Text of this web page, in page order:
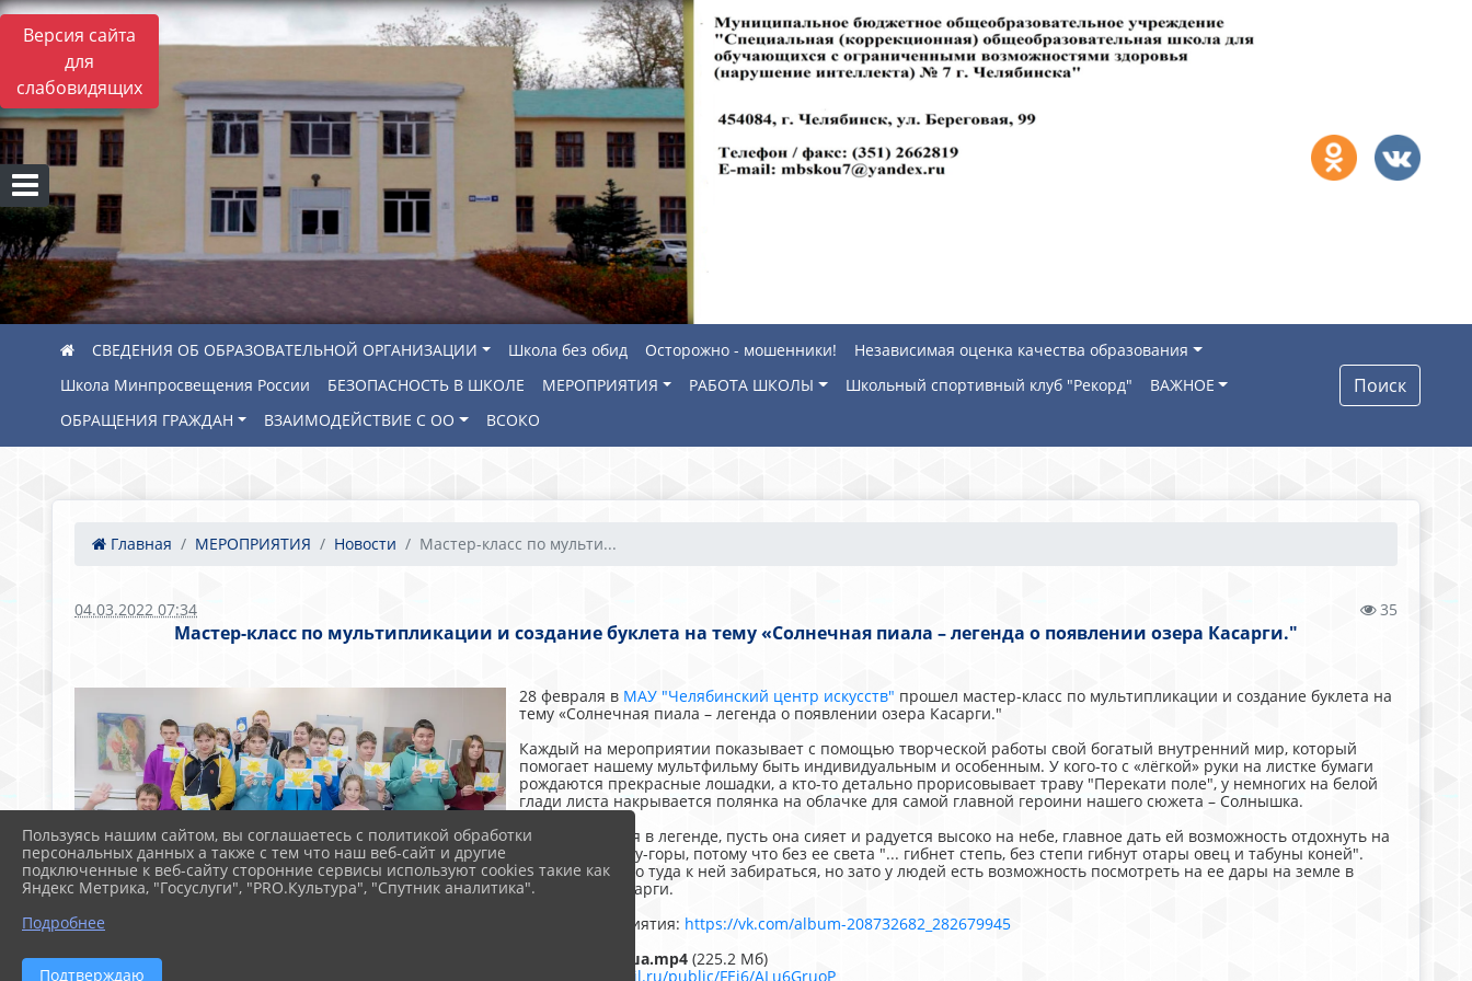
Версия сайта
для
слабовидящих
СВЕДЕНИЯ ОБ ОБРАЗОВАТЕЛЬНОЙ ОРГАНИЗАЦИИ Школа без обид Осторожно - мошенники!
Независимая оценка качества образования
Школа Минпросвещения России
БЕЗОПАСНОСТЬ В ШКОЛЕ МЕРОПРИЯТИЯ РАБОТА ШКОЛЫ Школьный спортивный клуб "Рекорд"
ВАЖНОЕ
ОБРАЩЕНИЯ ГРАЖДАН
ВЗАИМОДЕЙСТВИЕ С ОО ВСОКО
Поиск
Главная МЕРОПРИЯТИЯ Новости Мастер-класс по мульти...
04.03.2022 07:34 35
Мастер-класс по мультипликации и создание буклета на тему «Cолнечная пиала – легенда о появлении озера Касарги."
28 февраля в МАУ "Челябинский центр искусств" прошел мастер-класс по мультипликации и создание буклета на
тему «Cолнечная пиала – легенда о появлении озера Касарги."
Каждый на мероприятии показывает с помощью творческой работы свой богатый внутренний мир, который
помогает нашему мультфильму быть индивидуальным и особенным. У кого-то с «лёгкой» руки на листке бумаги
рождаются прекрасные лошадки, а кто-то детально прорисовывает траву "Перекати поле", у немногих на белой
глади листа накрывается полянка на облачке для самой главной героини нашего сюжета – Солнышка.
И как говорится в легенде, пусть она сияет и радуется высоко на небе, главное дать ей возможность отдохнуть на
вершине Зуртау-горы, потому что без ее света "... гибнет степь, без степи гибнут отары овец и табуны коней".
Высоко и далеко туда к ней забираться, но зато у людей есть возможность посмотреть на ее дары на земле в
виде озера Касарги.
Фото с мероприятия: https://vk.com/album-208732682_282679945
1. Золотая чаша.mp4(225.2 Мб)
http://cloud.mail.ru/public/FEj6/ALu6GruoP
Пользуясь нашим сайтом, вы соглашаетесь с политикой обработки
персональных данных а также с тем что наш веб-сайт и другие
подключенные к веб-сайту сторонние сервисы используют cookies такие как
Яндекс Метрика, "Госуслуги", "PRO.Культура", "Спутник аналитика".
Подробнее
Подтверждаю